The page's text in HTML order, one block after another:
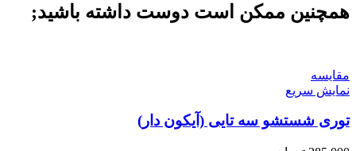
همچنین ممکن است دوست داشته باشید;
مقايسه
نمایش سریع
توری شستشو سه تایی (آیکون دار)